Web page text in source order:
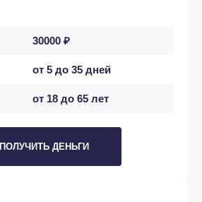
30000 ₽
от 5 до 35 дней
от 18 до 65 лет
ПОЛУЧИТЬ ДЕНЬГИ